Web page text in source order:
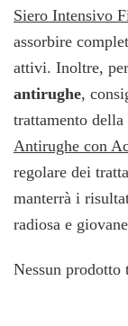
Siero Intensivo
assorbire
attivi. Inoltre,
antirughe,
trattamento
Antirughe con
regolare dei
manterrà i
radiosa e
Nessun prodotto